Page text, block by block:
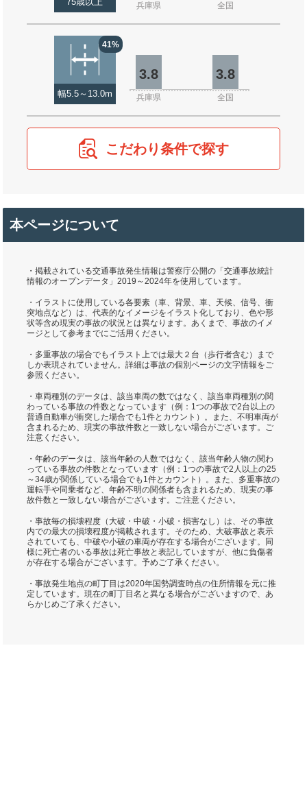
75歳以上 兵庫県 全国
41%
幅5.5～13.0m
3.8 3.8
兵庫県 全国
こだわり条件で探す
本ページについて
・掲載されている交通事故発生情報は警察庁公開の「交通事故統計
情報のオープンデータ」2019～2024年を使用しています。
・イラストに使用している各要素（車、背景、車、天候、信号、衝
突地点など）は、代表的なイメージをイラスト化しており、色や形
状等含め現実の事故の状況とは異なります。あくまで、事故のイメ
ージとして参考までにご活用ください。
・多重事故の場合でもイラスト上では最大２台（歩行者含む）まで
しか表現されていません。詳細は事故の個別ページの文字情報をご
参照ください。
・車両種別のデータは、該当車両の数ではなく、該当車両種別の関
わっている事故の件数となっています（例：1つの事故で2台以上の
普通自動車が衝突した場合でも1件とカウント）。また、不明車両が
含まれるため、現実の事故件数と一致しない場合がございます。ご
注意ください。
・年齢のデータは、該当年齢の人数ではなく、該当年齢人物の関わ
っている事故の件数となっています（例：1つの事故で2人以上の25
～34歳が関係している場合でも1件とカウント）。また、多重事故の
運転手や同乗者など、年齢不明の関係者も含まれるため、現実の事
故件数と一致しない場合がございます。ご注意ください。
・事故毎の損壊程度（大破・中破・小破・損害なし）は、その事故
内での最大の損壊程度が掲載されます。そのため、大破事故と表示
されていても、中破や小破の車両が存在する場合がございます。同
様に死亡者のいる事故は死亡事故と表記していますが、他に負傷者
が存在する場合がございます。予めご了承ください。
・事故発生地点の町丁目は2020年国勢調査時点の住所情報を元に推
定しています。現在の町丁目名と異なる場合がございますので、あ
らかじめご了承ください。